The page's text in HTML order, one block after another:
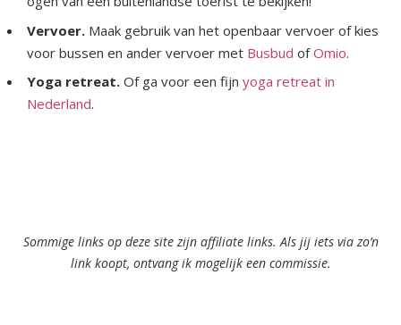
Vervoer. Maak gebruik van het openbaar vervoer of kies
voor bussen en ander vervoer met Busbud ofOmio.
Yoga retreat. Of ga voor een fijn yoga retreat in
Nederland.
Sommige links op deze site zijn affiliate links. Als jij iets via zo’n
link koopt, ontvang ik mogelijk een commissie.